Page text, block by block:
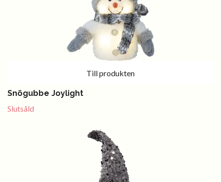
Till produkten
Snögubbe Joylight
Slutsåld